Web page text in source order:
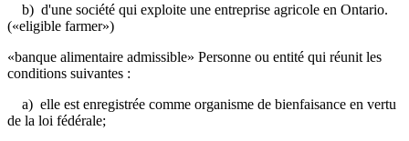
b) d'une société qui exploite une entreprise agricole en Ontario.
(«eligible farmer»)
«banque alimentaire admissible» Personne ou entité qui réunit les
conditions suivantes :
a) elle est enregistrée comme organisme de bienfaisance en vertu
de la loi fédérale;